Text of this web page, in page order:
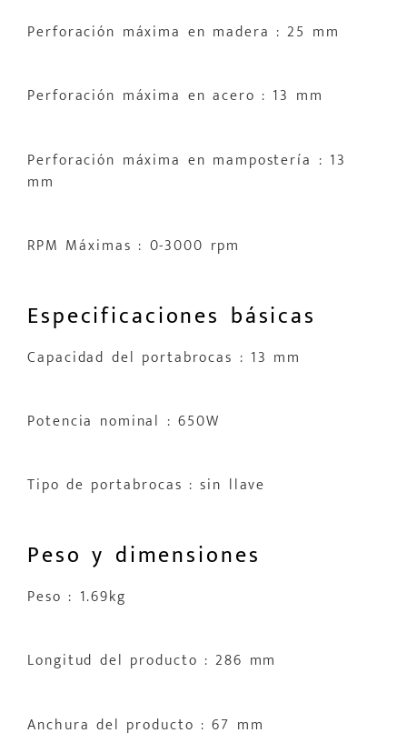
Perforación máxima en madera : 25 mm
Perforación máxima en acero : 13 mm
Perforación máxima en mampostería : 13
mm
RPM Máximas : 0-3000 rpm
Especificaciones básicas
Capacidad del portabrocas : 13 mm
Potencia nominal : 650W
Tipo de portabrocas : sin llave
Peso y dimensiones
Peso : 1.69kg
Longitud del producto : 286 mm
Anchura del producto : 67 mm